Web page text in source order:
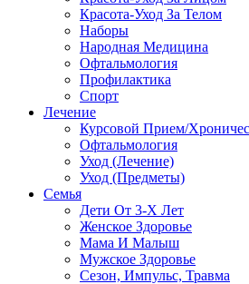
Красота-Уход За Телом
Наборы
Народная Медицина
Офтальмология
Профилактика
Спорт
Лечение
Курсовой Прием/
Офтальмология
Уход (Лечение)
Уход (Предметы)
Семья
Дети От 3-Х Лет
Женское Здоровье
Мама И Малыш
Мужское Здоровье
Сезон, Импульс, Травма